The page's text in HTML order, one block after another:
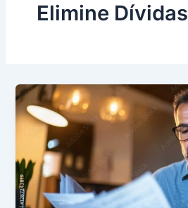
Elimine Dívidas